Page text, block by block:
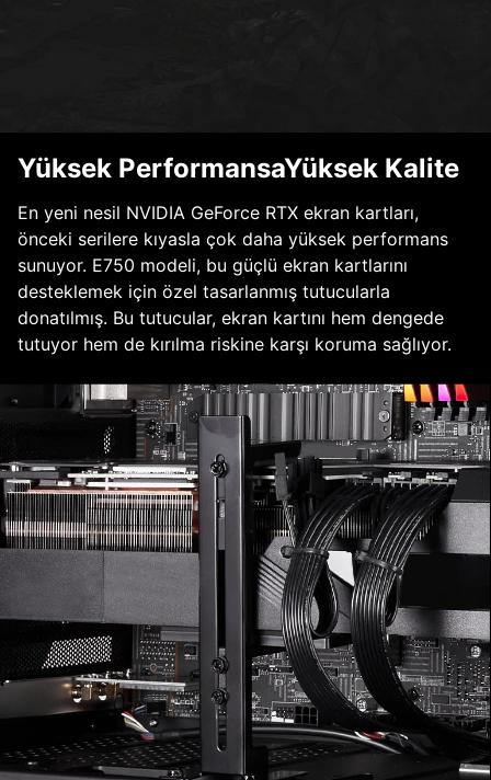
Yüksek PerformansaYüksek Kalite
En yeni nesil NVIDIA GeForce RTX ekran kartları,
önceki serilere kıyasla çok daha yüksek performans
sunuyor. E750 modeli, bu güçlü ekran kartlarını
desteklemek için özel tasarlanmış tutucularla
donatılmış. Bu tutucular, ekran kartını hem dengede
tutuyor hem de kırılma riskine karşı koruma sağlıyor.